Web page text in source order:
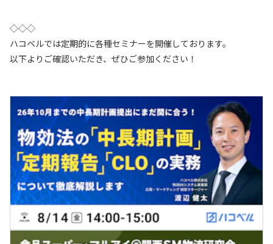
◇◇◇
ハコベルでは定期的に各種セミナーを開催しております。
以下よりご確認いただき、ぜひご参加ください！